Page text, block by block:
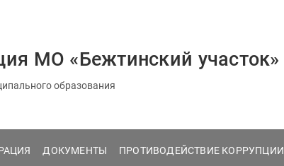
МО «Бежтинский участок»
образования
ДОКУМЕНТЫ ПРОТИВОДЕЙСТВИЕ КОРРУПЦИИ